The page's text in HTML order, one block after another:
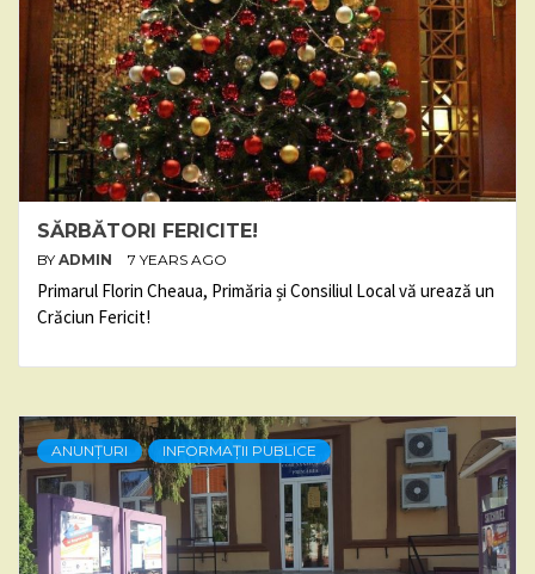
SĂRBĂTORI FERICITE!
BY ADMIN 7 YEARS AGO
Primarul Florin Cheaua, Primăria și Consiliul Local vă urează un
Crăciun Fericit!
ANUNȚURI INFORMAȚII PUBLICE